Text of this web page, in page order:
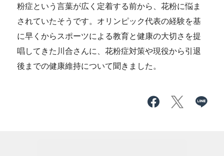
粉症という言葉が広く定着する前から、花粉に悩ま
されていたそうです。オリンピック代表の経験を基
に早くからスポーツによる教育と健康の大切さを提
唱してきた川合さんに、花粉症対策や現役から引退
後までの健康維持について聞きました。